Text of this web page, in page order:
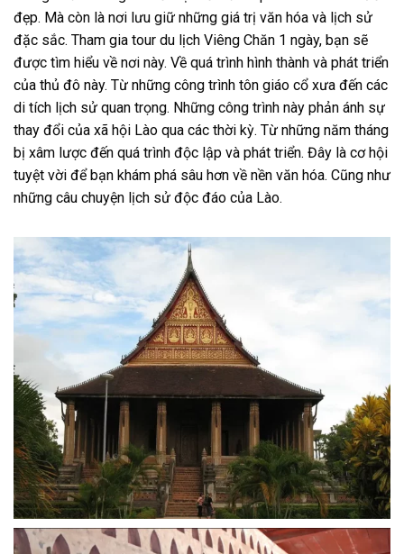
đẹp. Mà còn là nơi lưu giữ những giá trị văn hóa và lịch sử
đặc sắc. Tham gia tour du lịch Viêng Chăn 1 ngày, bạn sẽ
được tìm hiểu về nơi này. Về quá trình hình thành và phát triển
của thủ đô này. Từ những công trình tôn giáo cổ xưa đến các
di tích lịch sử quan trọng. Những công trình này phản ánh sự
thay đổi của xã hội Lào qua các thời kỳ. Từ những năm tháng
bị xâm lược đến quá trình độc lập và phát triển. Đây là cơ hội
tuyệt vời để bạn khám phá sâu hơn về nền văn hóa. Cũng như
những câu chuyện lịch sử độc đáo của Lào.